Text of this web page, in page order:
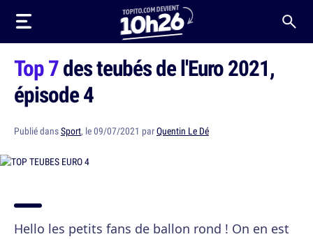
Top 7des teubés de l'Euro 2021,
épisode 4
Publié dansSport, le 09/07/2021 parQuentin Le Dé
Hello les petits fans de ballon rond ! On en est